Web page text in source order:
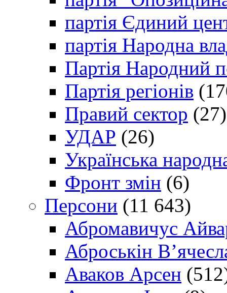
партія Єдиний
партія Народна
Партія Народний
Партія регіонів
Правий сектор (27)
УДАР (26)
Українська
Фронт змін (6)
Персони (11 643)
Абромавичус
Аброськін
Аваков Арсен